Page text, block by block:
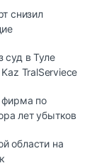
снизил
суд в Туле
TralServiece
фирма по
лет убытков
области на